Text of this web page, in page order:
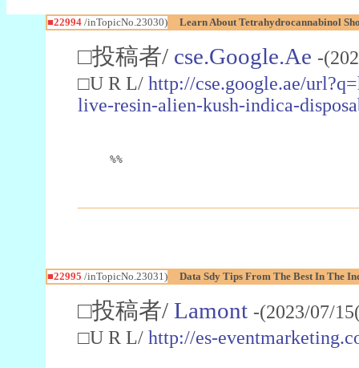
■22994/inTopicNo.23030) Learn About Tetrahydrocannabinol
□投稿者/ cse.Google.Ae -
□U R L/ http://cse.google.ae/
live-resin-alien-kush-indica-
%%
■22995 /inTopicNo.23031) Data Sdy Tips From The Best In The
□投稿者/ Lamont -(2023/07/
□U R L/ http://es-